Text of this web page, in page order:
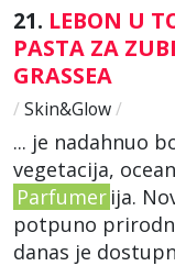
21. LEBON U
PASTA ZA
GRASSEA
/ Skin&Glow/
... je nadahnuo
vegetacija,
Parfumer ija.
potpuno
danas je